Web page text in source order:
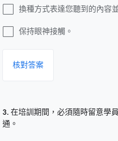
換種方式表達您聽到的內容
保持眼神接觸。
核對答案
3. 在培訓期間，必須隨時留意學
通。